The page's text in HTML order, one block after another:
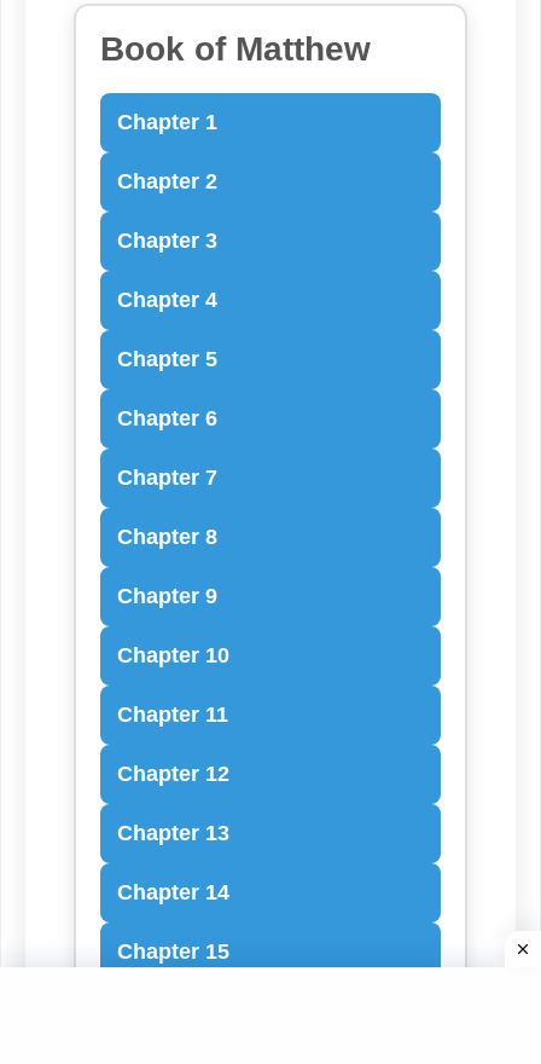
Book of Matthew
Chapter 1
Chapter 2
Chapter 3
Chapter 4
Chapter 5
Chapter 6
Chapter 7
Chapter 8
Chapter 9
Chapter 10
Chapter 11
Chapter 12
Chapter 13
Chapter 14
Chapter 15